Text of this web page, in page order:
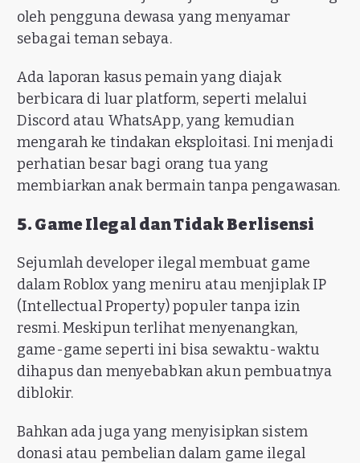
oleh pengguna dewasa yang menyamar
sebagai teman sebaya.
Ada laporan kasus pemain yang diajak
berbicara di luar platform, seperti melalui
Discord atau WhatsApp, yang kemudian
mengarah ke tindakan eksploitasi. Ini menjadi
perhatian besar bagi orang tua yang
membiarkan anak bermain tanpa pengawasan.
5. Game Ilegal dan Tidak Berlisensi
Sejumlah developer ilegal membuat game
dalam Roblox yang meniru atau menjiplak IP
(Intellectual Property) populer tanpa izin
resmi. Meskipun terlihat menyenangkan,
game-game seperti ini bisa sewaktu-waktu
dihapus dan menyebabkan akun pembuatnya
diblokir.
Bahkan ada juga yang menyisipkan sistem
donasi atau pembelian dalam game ilegal